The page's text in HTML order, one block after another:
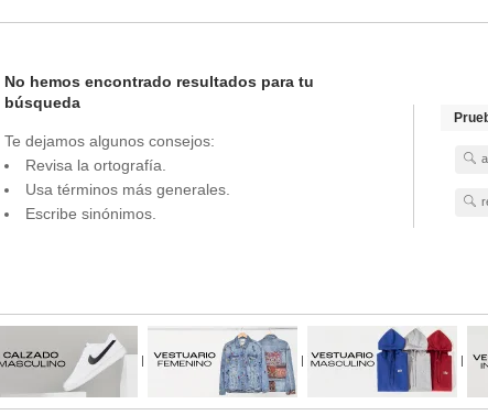
No hemos encontrado resultados para tu
búsqueda
Te dejamos algunos consejos:
Revisa la ortografía.
Usa términos más generales.
Escribe sinónimos.